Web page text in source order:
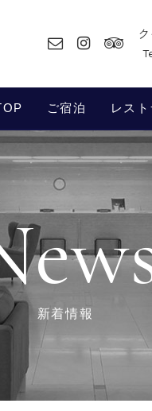
ご宿泊 レスト
新着情報